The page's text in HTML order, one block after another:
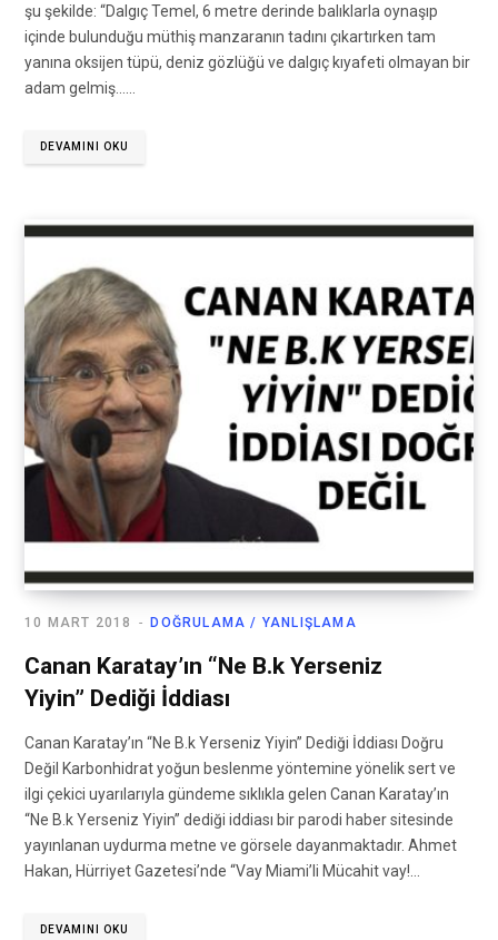
şu şekilde: “Dalgıç Temel, 6 metre derinde balıklarla oynaşıp
içinde bulunduğu müthiş manzaranın tadını çıkartırken tam
yanına oksijen tüpü, deniz gözlüğü ve dalgıç kıyafeti olmayan bir
adam gelmiş……
DEVAMINI OKU
DOĞRULAMA / YANLIŞLAMA
10 MART 2018
Canan Karatay’ın “Ne B.k Yerseniz
Yiyin” Dediği İddiası
Canan Karatay’ın “Ne B.k Yerseniz Yiyin” Dediği İddiası Doğru
Değil Karbonhidrat yoğun beslenme yöntemine yönelik sert ve
ilgi çekici uyarılarıyla gündeme sıklıkla gelen Canan Karatay’ın
“Ne B.k Yerseniz Yiyin” dediği iddiası bir parodi haber sitesinde
yayınlanan uydurma metne ve görsele dayanmaktadır. Ahmet
Hakan, Hürriyet Gazetesi’nde “Vay Miami’li Mücahit vay!…
DEVAMINI OKU